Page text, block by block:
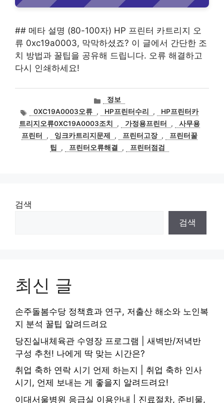
## 메타 설명 (80-100자) HP 프린터 카트리지 오
류 0xc19a0003, 막막하셨죠? 이 글에서 간단한 조
치 방법과 꿀팁을 공유해 드립니다. 오류 해결하고
다시 인쇄하세요!
카
테
고
리
정보
태
그
0XC19A0003오류 , HP프린터수리 ,
HP프린터카
트리지오류0XC19A0003조치
, 가정용프린터 ,
사무용
프린터
, 잉크카트리지문제 , 프린터고장 ,
프린터꿀
팁
, 프린터오류해결 , 프린터점검
검색
검색
최신 글
손주돌봄수당 정책효과 연구, 저출산 해소와 노인복
지 분석 꿀팁 알려드려요
당진실내체육관 수영장 프로그램 | 새벽반/저녁반
구성 추천! 나에게 딱 맞는 시간은?
취업 축하 연락 시기 언제 하는지 | 취업 축하 인사
시기, 언제 보내는 게 좋을지 알려드려요!
이대서울병원 응급실 이용안내 | 진료절차, 준비물,